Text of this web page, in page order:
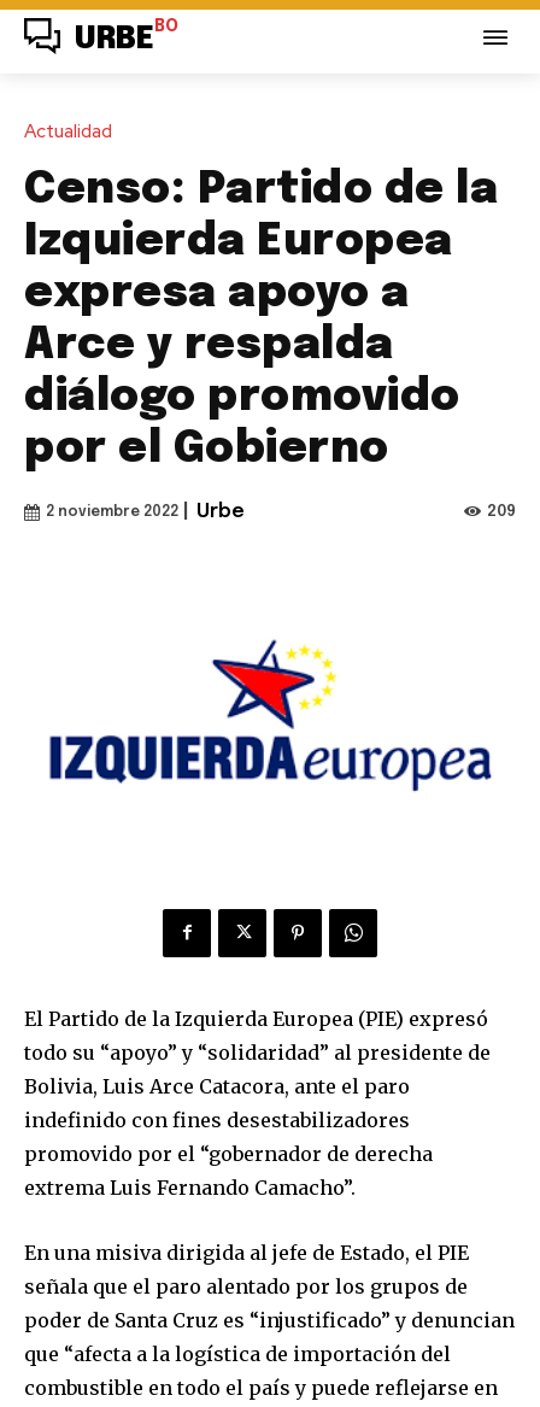
URBE BO
Actualidad
Censo: Partido de la
Izquierda Europea
expresa apoyo a
Arce y respalda
diálogo promovido
por el Gobierno
2 noviembre 2022 Urbe 209
El Partido de la Izquierda Europea (PIE) expresó
todo su “apoyo” y “solidaridad” al presidente de
Bolivia, Luis Arce Catacora, ante el paro
indefinido con fines desestabilizadores
promovido por el “gobernador de derecha
extrema Luis Fernando Camacho”.
En una misiva dirigida al jefe de Estado, el PIE
señala que el paro alentado por los grupos de
poder de Santa Cruz es “injustificado” y denuncian
que “afecta a la logística de importación del
combustible en todo el país y puede reflejarse en